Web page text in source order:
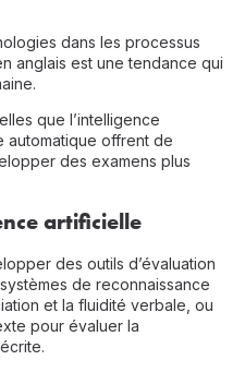
dans les processus
anglais est une tendance qui
que l’intelligence
automatique offrent de
des examens plus
artificielle
des outils d’évaluation
de reconnaissance
et la fluidité verbale, ou
pour évaluer la